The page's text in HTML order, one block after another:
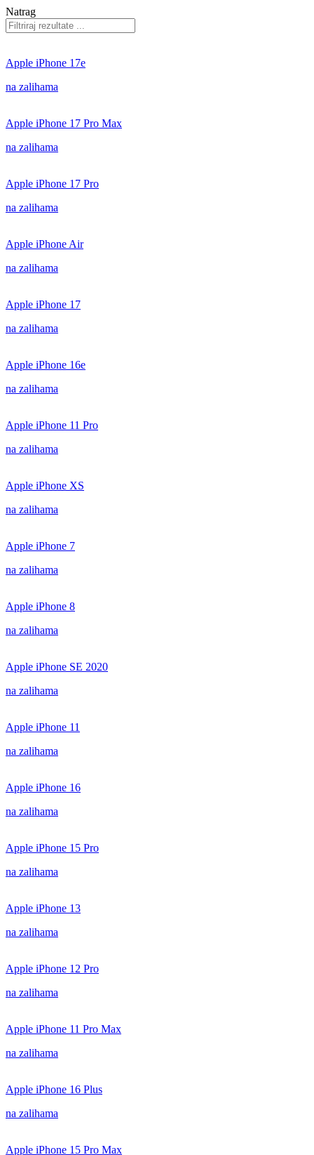
Natrag
Apple iPhone 17e
na zalihama
Apple iPhone 17 Pro Max
na zalihama
Apple iPhone 17 Pro
na zalihama
Apple iPhone Air
na zalihama
Apple iPhone 17
na zalihama
Apple iPhone 16e
na zalihama
Apple iPhone 11 Pro
na zalihama
Apple iPhone XS
na zalihama
Apple iPhone 7
na zalihama
Apple iPhone 8
na zalihama
Apple iPhone SE 2020
na zalihama
Apple iPhone 11
na zalihama
Apple iPhone 16
na zalihama
Apple iPhone 15 Pro
na zalihama
Apple iPhone 13
na zalihama
Apple iPhone 12 Pro
na zalihama
Apple iPhone 11 Pro Max
na zalihama
Apple iPhone 16 Plus
na zalihama
Apple iPhone 15 Pro Max